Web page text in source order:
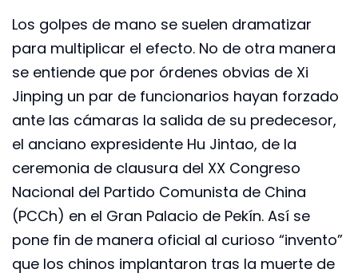
Los golpes de mano se suelen dramatizar
para multiplicar el efecto. No de otra manera
se entiende que por órdenes obvias de Xi
Jinping un par de funcionarios hayan forzado
ante las cámaras la salida de su predecesor,
el anciano expresidente Hu Jintao, de la
ceremonia de clausura del XX Congreso
Nacional del Partido Comunista de China
(PCCh) en el Gran Palacio de Pekín. Así se
pone fin de manera oficial al curioso “invento”
que los chinos implantaron tras la muerte de